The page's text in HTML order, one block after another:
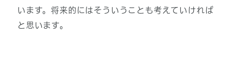
います。将来的にはそういうことも考えていければ
と思います。